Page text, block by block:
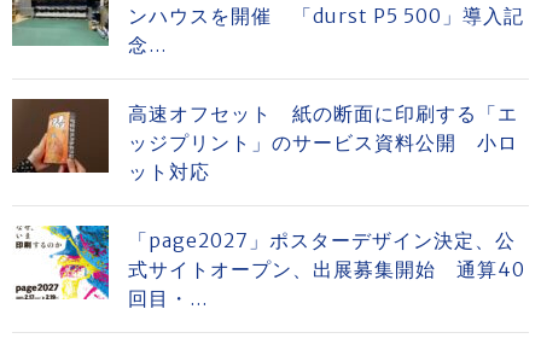
ンハウスを開催 「durst P5 500」導入記
念...
高速オフセット 紙の断面に印刷する「エ
ッジプリント」のサービス資料公開 小ロ
ット対応
「page2027」ポスターデザイン決定、公
式サイトオープン、出展募集開始 通算40
回目・...